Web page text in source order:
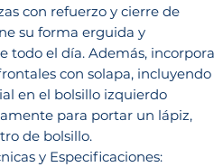
con refuerzo y cierre de
su forma erguida y
todo el día. Además, incorpora
con solapa, incluyendo
en el bolsillo izquierdo
para portar un lápiz,
de bolsillo.
y Especificaciones: